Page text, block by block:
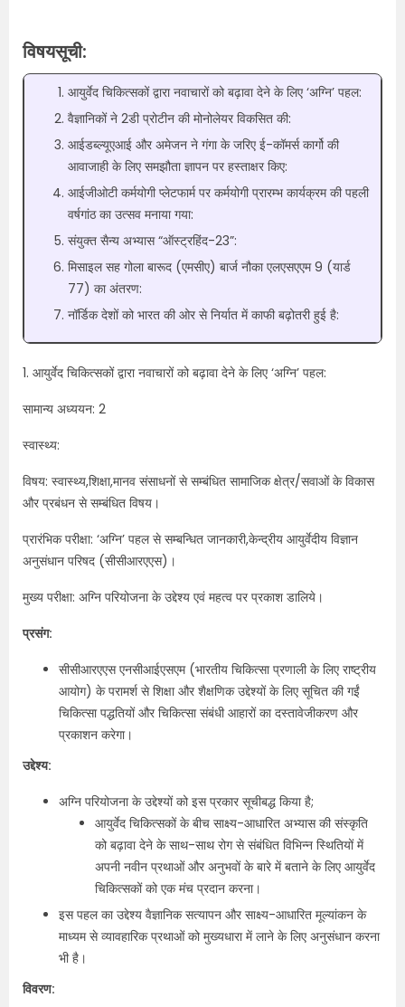
विषयसूची:
आयुर्वेद चिकित्सकों द्वारा नवाचारों को बढ़ावा देने के लिए ‘अग्नि’ पहल:
वैज्ञानिकों ने 2डी प्रोटीन की मोनोलेयर विकसित की:
आईडब्ल्यूएआई और अमेजन ने गंगा के जरिए ई-कॉमर्स कार्गो की
आवाजाही के लिए समझौता ज्ञापन पर हस्ताक्षर किए:
आईजीओटी कर्मयोगी प्लेटफार्म पर कर्मयोगी प्रारम्भ कार्यक्रम की पहली
वर्षगांठ का उत्सव मनाया गया:
संयुक्त सैन्य अभ्यास “ऑस्ट्रहिंद-23”:
मिसाइल सह गोला बारूद (एमसीए) बार्ज नौका एलएसएएम 9 (यार्ड
77) का अंतरण:
नॉर्डिक देशों को भारत की ओर से निर्यात में काफी बढ़ोतरी हुई है:
1. आयुर्वेद चिकित्सकों द्वारा नवाचारों को बढ़ावा देने के लिए ‘अग्नि’ पहल:
सामान्य अध्ययन: 2
स्वास्थ्य:
विषय: स्वास्थ्य,शिक्षा,मानव संसाधनों से सम्बंधित सामाजिक क्षेत्र/सवाओं के विकास
और प्रबंधन से सम्बंधित विषय।
प्रारंभिक परीक्षा: ‘अग्नि’ पहल से सम्बन्धित जानकारी,केन्द्रीय आयुर्वेदीय विज्ञान
अनुसंधान परिषद (सीसीआरएएस)।
मुख्य परीक्षा: अग्नि परियोजना के उद्देश्य एवं महत्व पर प्रकाश डालिये।
प्रसंग:
सीसीआरएएस एनसीआईएसएम (भारतीय चिकित्सा प्रणाली के लिए राष्ट्रीय
आयोग) के परामर्श से शिक्षा और शैक्षणिक उद्देश्यों के लिए सूचित की गईं
चिकित्सा पद्धतियों और चिकित्सा संबंधी आहारों का दस्तावेजीकरण और
प्रकाशन करेगा।
उद्देश्य:
अग्नि परियोजना के उद्देश्यों को इस प्रकार सूचीबद्ध किया है;
आयुर्वेद चिकित्सकों के बीच साक्ष्य-आधारित अभ्यास की संस्कृति
को बढ़ावा देने के साथ-साथ रोग से संबंधित विभिन्न स्थितियों में
अपनी नवीन प्रथाओं और अनुभवों के बारे में बताने के लिए आयुर्वेद
चिकित्सकों को एक मंच प्रदान करना।
इस पहल का उद्देश्य वैज्ञानिक सत्यापन और साक्ष्य-आधारित मूल्यांकन के
माध्यम से व्यावहारिक प्रथाओं को मुख्यधारा में लाने के लिए अनुसंधान करना
भी है।
विवरण: